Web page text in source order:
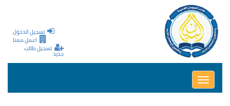
تجاوز إلى المحتوى الرئيسي
تسجيل الدخول
اعمل معنا
تسجيل طالب
جديد
Toggle
navigation